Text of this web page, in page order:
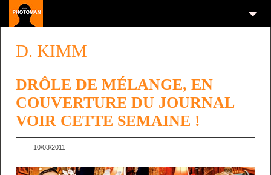
D. KIMM
DRÔLE DE MÉLANGE, EN
COUVERTURE DU JOURNAL
VOIR CETTE SEMAINE !
10/03/2011